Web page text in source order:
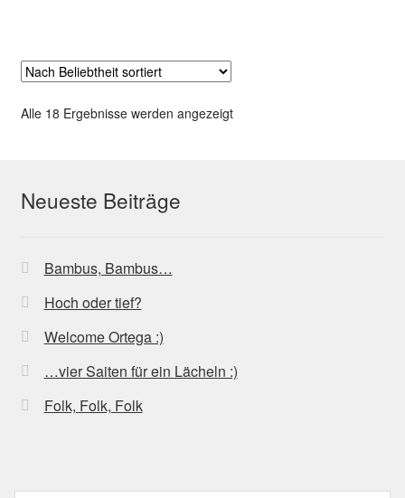
Alle 18 Ergebnisse werden angezeigtNach
Neueste Beiträge
Bambus, Bambus…
Hoch oder tief?
Welcome Ortega :)
…vier Saiten für ein Lächeln :)
Folk, Folk, Folk